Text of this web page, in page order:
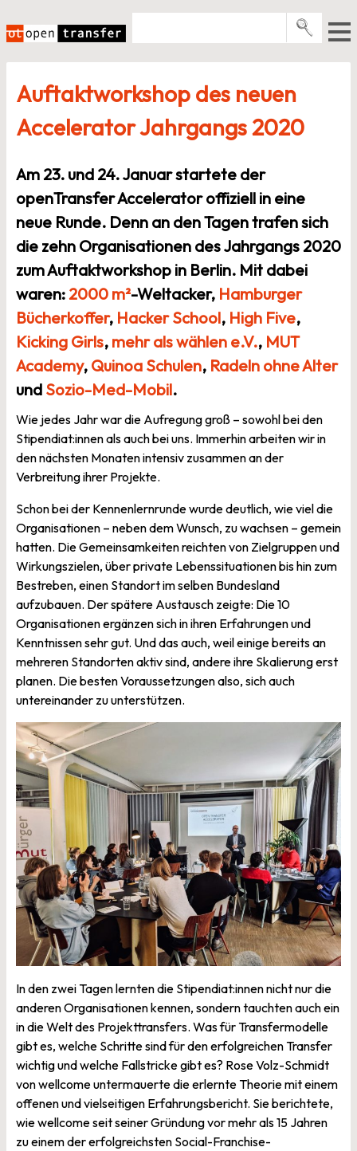
Inhalt
springen
Events
E-Books
News
Newsletter
Auftaktworkshop des neuen
Accelerator Jahrgangs 2020
Am 23. und 24. Januar startete der
openTransfer Accelerator offiziell in eine
neue Runde. Denn an den Tagen trafen sich
die zehn Organisationen des Jahrgangs 2020
zum Auftaktworkshop in Berlin. Mit dabei
waren:2000 m²-Weltacker, Hamburger
Bücherkoffer, Hacker School, High Five,
Kicking Girls, mehr als wählen e.V., MUT
Academy, Quinoa Schulen, Radeln ohne Alter
und Sozio-Med-Mobil.
Wie jedes Jahr war die Aufregung groß – sowohl bei den
Stipendiat:innen als auch bei uns. Immerhin arbeiten wir in
den nächsten Monaten intensiv zusammen an der
Verbreitung ihrer Projekte.
Schon bei der Kennenlernrunde wurde deutlich, wie viel die
Organisationen – neben dem Wunsch, zu wachsen – gemein
hatten. Die Gemeinsamkeiten reichten von Zielgruppen und
Wirkungszielen, über private Lebenssituationen bis hin zum
Bestreben, einen Standort im selben Bundesland
aufzubauen. Der spätere Austausch zeigte: Die 10
Organisationen ergänzen sich in ihren Erfahrungen und
Kenntnissen sehr gut. Und das auch, weil einige bereits an
mehreren Standorten aktiv sind, andere ihre Skalierung erst
planen. Die besten Voraussetzungen also, sich auch
untereinander zu unterstützen.
In den zwei Tagen lernten die Stipendiat:innen nicht nur die
anderen Organisationen kennen, sondern tauchten auch ein
in die Welt des Projekttransfers. Was für Transfermodelle
gibt es, welche Schritte sind für den erfolgreichen Transfer
wichtig und welche Fallstricke gibt es? Rose Volz-Schmidt
von wellcome untermauerte die erlernte Theorie mit einem
offenen und vielseitigen Erfahrungsbericht. Sie berichtete,
wie wellcome seit seiner Gründung vor mehr als 15 Jahren
zu einem der erfolgreichsten Social-Franchise-